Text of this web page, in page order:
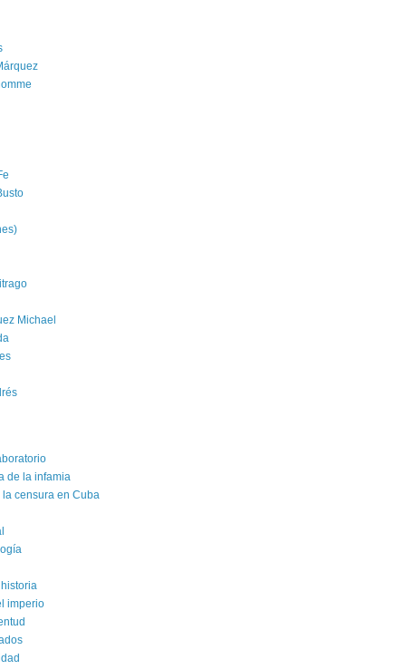
Michael
de la infamia
censura en Cuba
imperio